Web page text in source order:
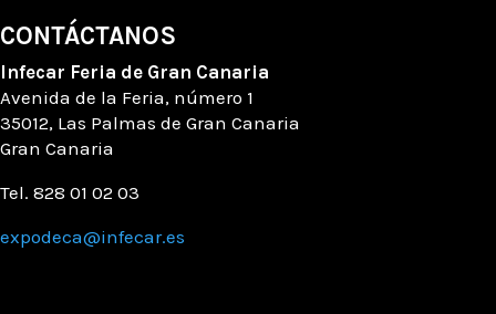
CONTÁCTANOS
Infecar Feria de Gran Canaria
Avenida de la Feria, número 1
35012, Las Palmas de Gran Canaria
Gran Canaria
Tel. 828 01 02 03
expodeca@infecar.es